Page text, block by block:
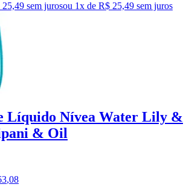
sem jurosou 1x de R$ 25,49 sem juros
Líquido Nívea Water Lily &
& Oil
,08